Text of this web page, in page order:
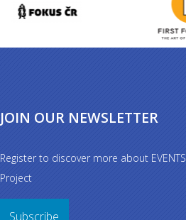
JOIN OUR NEWSLETTER
Register to discover more about EVENTS
Project
Subscribe